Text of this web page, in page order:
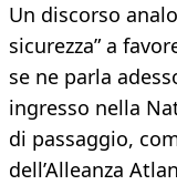
Un discorso
sicurezza” a
se ne parla
ingresso nella
di passaggio,
dell’Alleanza